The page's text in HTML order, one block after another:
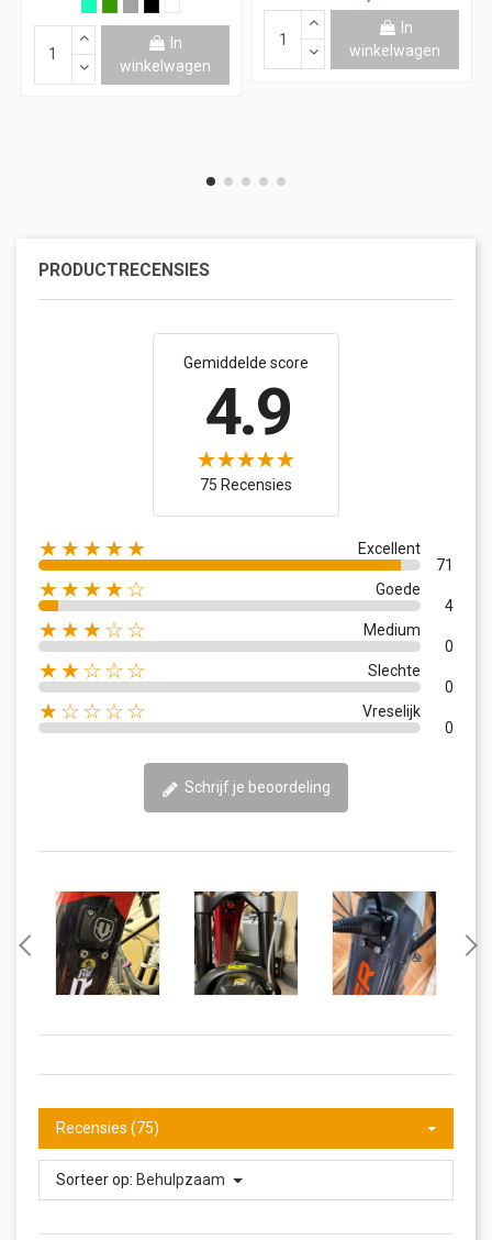
In
winkelwagen
In
winkelwagen
PRODUCTRECENSIES
Gemiddelde score
4.9
75 Recensies
★★★★★
Excellent
71
★★★★☆
Goede
4
★★★☆☆
Medium
0
★★☆☆☆
Slechte
0
★☆☆☆☆
Vreselijk
0
Schrijf je beoordeling
Recensies (75)
Sorteer op: Behulpzaam